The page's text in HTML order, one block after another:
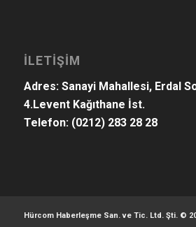
İLETİŞİM
Adres: Sanayi Mahallesi, Erdal
4.Levent Kağıthane İst.
Telefon: (0212) 283 28 28
Hürcom Haberleşme San. ve Tic. Ltd. Şti. ©